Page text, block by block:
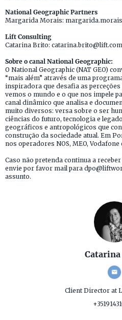
National Geographic Partners
Margarida Morais:
Lift Consulting
Catarina Brito:
Sobre o canal National Geographic:
O National Geographic (NAT GEO)
“mais além” através de uma
inspiradora que desafia as
vemos o mundo e o que nos impele
canal dinâmico que analisa e
muito diversos: versa sobre o ser
ciências do futuro, tecnologia e
geográficos e antropológicos que
construção da sociedade atual. Em
nos operadores NOS, MEO, Vodafone
Caso não pretenda continua a
envie por favor mail para
assunto.
Client Director at